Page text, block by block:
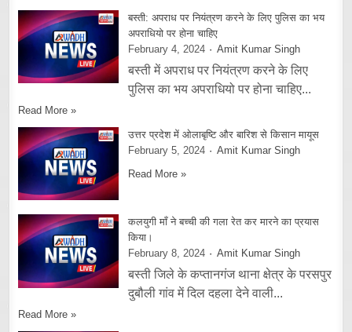
बस्ती: अपराध पर नियंत्रण करने के लिए पुलिस का भय
अपराधियो पर होना चाहिए
February 4, 2024
Amit Kumar Singh
बस्ती में अपराध पर नियंत्रण करने के लिए
पुलिस का भय अपराधियो पर होना चाहिए...
Read More »
उत्तर प्रदेश में ओलाबृष्टि और बारिश से किसान मायूस
February 5, 2024
Amit Kumar Singh
Read More »
कलयुगी माँ ने बच्ची की गला रेत कर मारने का प्रयास
किया।
February 8, 2024
Amit Kumar Singh
बस्ती जिले के कप्तानगंज थाना क्षेत्र के परसपुर
दुबौली गांव में दिल दहला देने वाली...
Read More »